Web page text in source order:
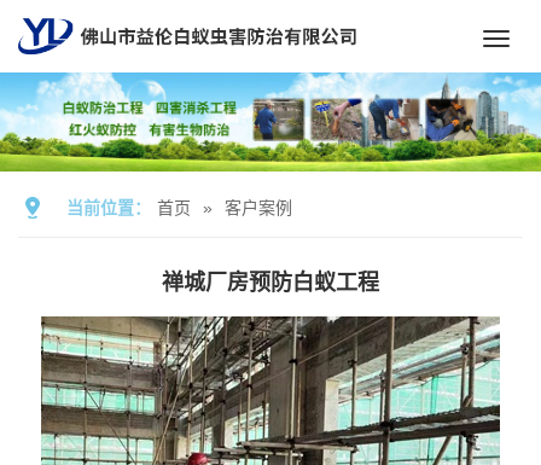
当前位置： 首页 » 客户案例
禅城厂房预防白蚁工程